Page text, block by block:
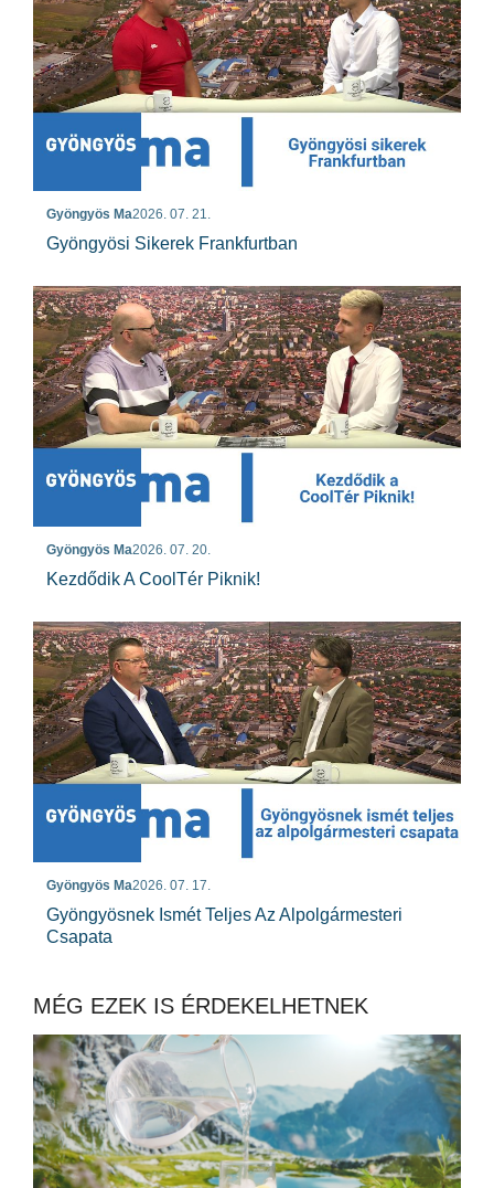
Gyöngyös Ma2026. 07. 21.
Gyöngyösi Sikerek Frankfurtban
Gyöngyös Ma2026. 07. 20.
Kezdődik A CoolTér Piknik!
Gyöngyös Ma2026. 07. 17.
Gyöngyösnek Ismét Teljes Az Alpolgármesteri
Csapata
MÉG EZEK IS ÉRDEKELHETNEK